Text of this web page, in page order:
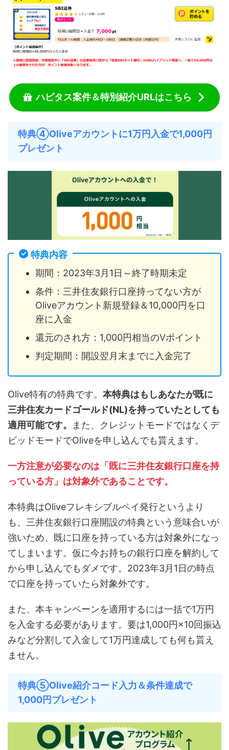
ハピタス案件＆特別紹介URLはこちら
特典④Oliveアカウントに1万円入金で1,000円
プレゼント
特典内容
期間：2023年3月1日～終了時期未定
条件：三井住友銀行口座持ってない方が
Oliveアカウント新規登録＆10,000円を口
座に入金
還元のされ方：1,000円相当のVポイント
判定期間：開設翌月末までに入金完了
Olive特有の特典です。 本特典はもしあなたが既に
三井住友カードゴールド(NL)を持っていたとしても
適用可能です。
また、クレジットモードではなくデ
ビッドモードでOliveを申し込んでも貰えます。
一方注意が必要なのは「既に三井住友銀行口座を持
っている方」は対象外であることです。
本特典はOliveフレキシブルペイ発行というより
も、三井住友銀行口座開設の特典という意味合いが
強いため、既に口座を持っている方は対象外になっ
てしまいます。仮に今お持ちの銀行口座を解約して
から申し込んでもダメです。2023年3月1日の時点
で口座を持っていたら対象外です。
また、本キャンペーンを適用するには一括で1万円
を入金する必要があります。要は1,000円×10回振込
みなど分割して入金して1万円達成しても何も貰え
ません。
特典⑤Olive紹介コード入力＆条件達成で
1,000円プレゼント